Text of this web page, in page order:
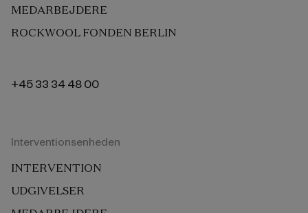
MEDARBEJDERE
ROCKWOOL FONDEN BERLIN
+45 33 34 48 00
Interventionsenheden
INTERVENTION
UDGIVELSER